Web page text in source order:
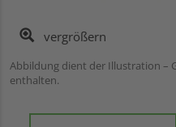
vergrößern
Abbildung dient der Illustration –
enthalten.